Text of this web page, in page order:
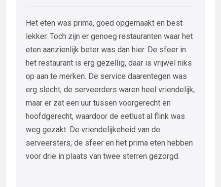
Het eten was prima, goed opgemaakt en best
lekker. Toch zijn er genoeg restauranten waar het
eten aanzienlijk beter was dan hier. De sfeer in
het restaurant is erg gezellig, daar is vrijwel niks
op aan te merken. De service daarentegen was
erg slecht, de serveerders waren heel vriendelijk,
maar er zat een uur tussen voorgerecht en
hoofdgerecht, waardoor de eetlust al flink was
weg gezakt. De vriendelijkeheid van de
serveersters, de sfeer en het prima eten hebben
voor drie in plaats van twee sterren gezorgd.